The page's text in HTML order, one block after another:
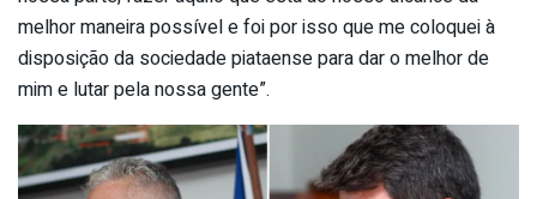
melhor maneira possível e foi por isso que me coloquei à
disposição da sociedade piataense para dar o melhor de
mim e lutar pela nossa gente”.